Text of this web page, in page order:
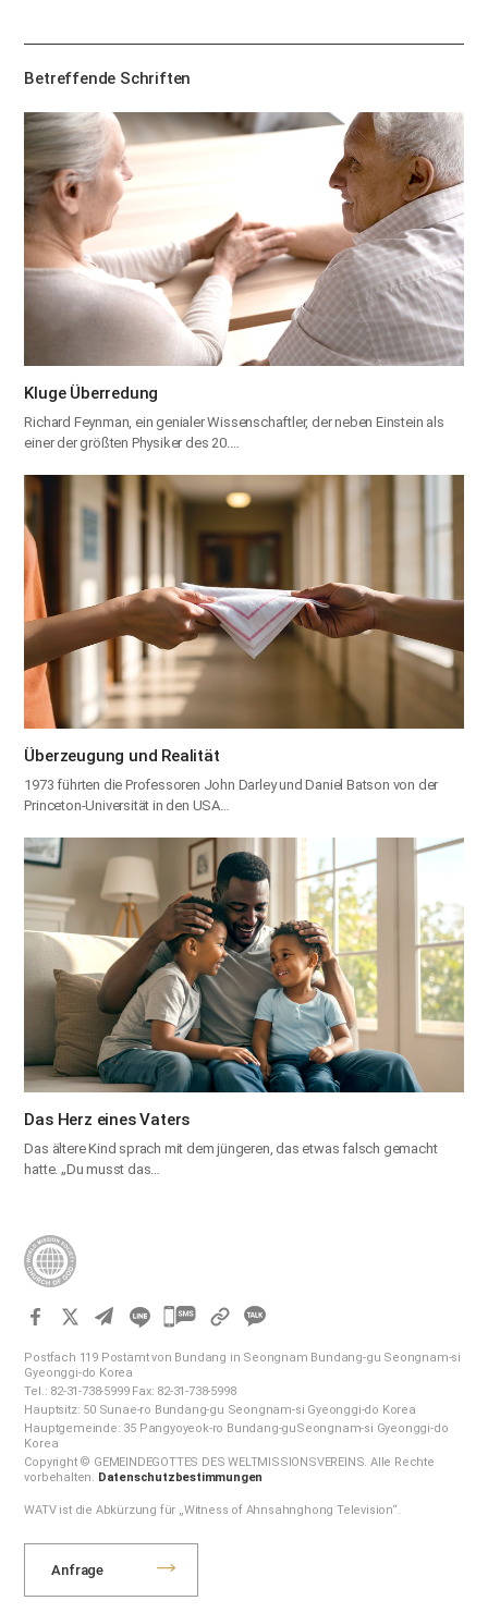
기
Betreffende Schriften
Kluge Überredung
Richard Feynman, ein genialer Wissenschaftler, der neben Einstein als
einer der größten Physiker des 20.…
Überzeugung und Realität
1973 führten die Professoren John Darley und Daniel Batson von der
Princeton-Universität in den USA…
Das Herz eines Vaters
Das ältere Kind sprach mit dem jüngeren, das etwas falsch gemacht
hatte. „Du musst das…
카
오
공
하
Postfach 119 Postamt von Bundang in Seongnam Bundang-gu Seongnam-si
Gyeonggi-do Korea
Tel.: 82-31-738-5999 Fax: 82-31-738-5998
Hauptsitz: 50 Sunae-ro Bundang-gu Seongnam-si Gyeonggi-do Korea
Hauptgemeinde: 35 Pangyoyeok-ro Bundang-guSeongnam-si Gyeonggi-do
Korea
Copyright © GEMEINDEGOTTES DES WELTMISSIONSVEREINS. Alle Rechte
vorbehalten. Datenschutzbestimmungen
WATV ist die Abkürzung für „Witness of Ahnsahnghong Television“.
Anfrage